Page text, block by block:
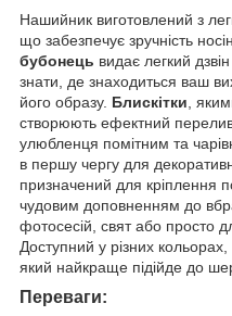
Нашийник виготовлений з
що забезпечує зручність
бубонець видає легкий
знати, де знаходиться ваш
його образу. Блискітки ,
створюють ефектний
улюбленця помітним та
в першу чергу для
призначений для кріплення
чудовим доповненням до
фотосесій, свят або просто
Доступний у різних
який найкраще підійде до
Переваги: